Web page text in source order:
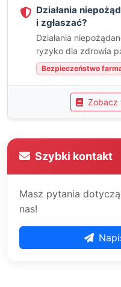
Działania
i zgłaszać?
Działania
ryzyko dla zdrowia
Bezpieczeństwo
Zobacz
Szybki kontakt
Masz pytania
nas!